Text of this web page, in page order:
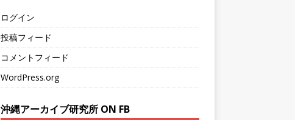
ログイン
投稿フィード
コメントフィード
WordPress.org
沖縄アーカイブ研究所 ON FB